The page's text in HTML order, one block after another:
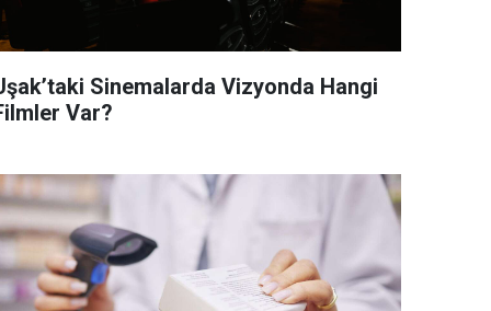
Sinemalarda Vizyonda Hangi
Var?